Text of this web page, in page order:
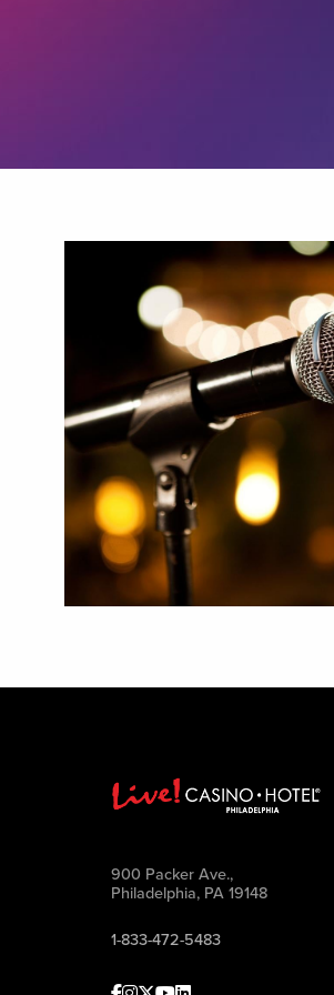
900 Packer Ave.,
Philadelphia, PA 19148
1-833-472-5483